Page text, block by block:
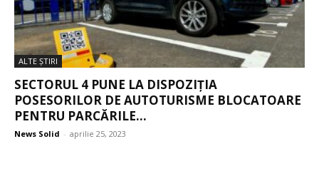
ALTE ŞTIRI
SECTORUL 4 PUNE LA DISPOZIȚIA
POSESORILOR DE AUTOTURISME BLOCATOARE
PENTRU PARCĂRILE...
News Solid - aprilie 25, 2023